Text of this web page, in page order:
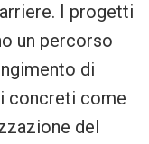
I progetti
un percorso
di
concreti come
del